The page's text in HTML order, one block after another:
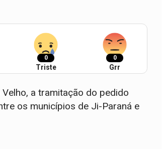
0
Triste
0
Grr
a tramitação do pedido
os municípios de Ji-Paraná e